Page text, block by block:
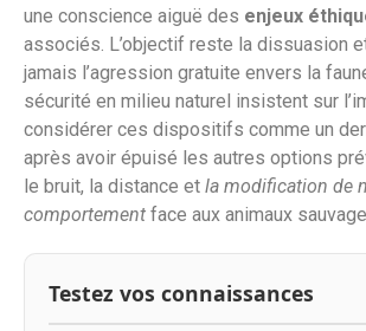
une conscience aiguë des enjeux
associés. L’objectif reste la dissuasion
jamais l’agression gratuite envers la
sécurité en milieu naturel insistent sur
considérer ces dispositifs comme un
après avoir épuisé les autres options
le bruit, la distance et la modification de
comportement face aux animaux
Testez vos connaissances